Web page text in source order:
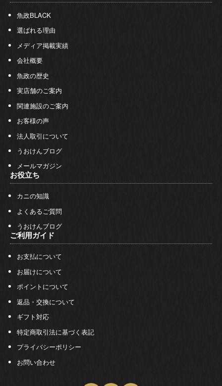
魚政BLACK
選ばれる理由
メディア掲載実績
会社概要
魚政の歴史
実店舗のご案内
関連施設のご案内
お客様の声
法人取引について
うおけんブログ
メールマガジン
お役立ち
カニの知識
よくあるご質問
うおけんブログ
ご利用ガイド
お支払について
お届けについて
ポイントについて
返品・交換について
ギフト対応
特定商取引法に基づく表記
プライバシーポリシー
お問い合わせ